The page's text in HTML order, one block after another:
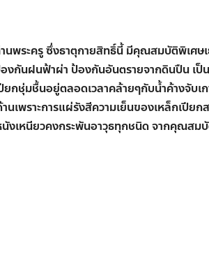
พระครู ซึ่งธาตุกายสิทธิ์นี้ มีคุณสมบัติพิเศษเ
งกันฝนฟ้าผ่า ป้องกันอันตรายจากดินปืน เ
ชุ่มชื้นอยู่ตลอดเวลาคล้ายๆกับนํ้าค้างจับเก
เพราะการแผ่รังสีความเย็นของเหล็กเปีย
งเหนียวคงกระพันอาวุธทุกชนิด จากคุณสม